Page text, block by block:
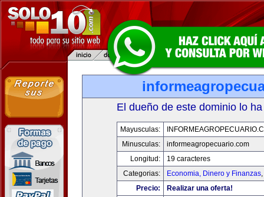
El dueño de este dominio lo
Mayusculas:
Minusculas:
informeagropecuario.com
Longitud:
19 caracteres
Categorias:
Economia, Dinero y Finanzas,
Precio:
Realizar una oferta!